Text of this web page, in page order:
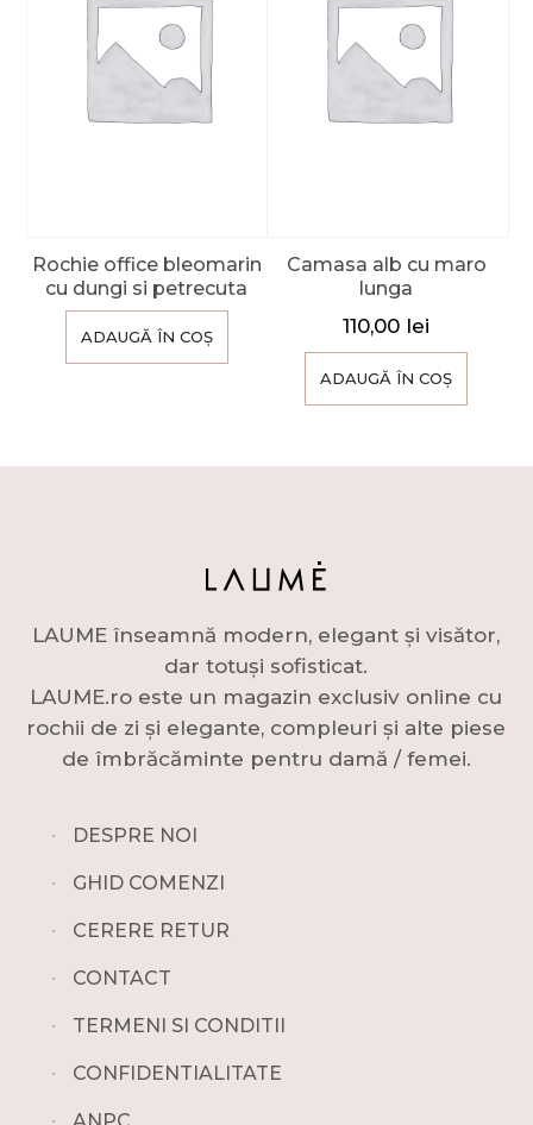
Rochie office bleomarin
cu dungi si petrecuta
ADAUGĂ ÎN COȘ
Camasa alb cu maro
lunga
110,00 lei
ADAUGĂ ÎN COȘ
LAUME înseamnă modern, elegant și visător,
dar totuși sofisticat.
LAUME.ro este un magazin exclusiv online cu
rochii de zi și elegante, compleuri și alte piese
de îmbrăcăminte pentru damă / femei.
∙ DESPRE NOI
∙ GHID COMENZI
∙ CERERE RETUR
∙ CONTACT
∙ TERMENI SI CONDITII
∙ CONFIDENTIALITATE